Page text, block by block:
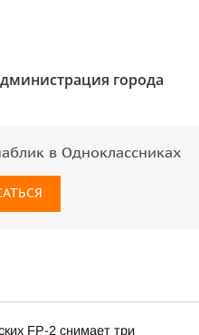
города
в Одноклассниках
FP-2 снимает три